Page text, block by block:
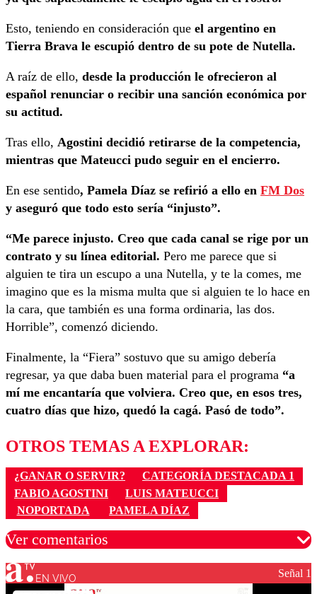
Esto, teniendo en consideración que el argentino en
Tierra Brava le escupió dentro de su pote de Nutella.
A raíz de ello, desde la producción le ofrecieron al
español renunciar o recibir una sanción económica por
su actitud.
Tras ello, Agostini decidió retirarse de la competencia,
mientras que Mateucci pudo seguir en el encierro.
En ese sentido, Pamela Díaz se refirió a ello en FM Dos
y aseguró que todo esto sería “injusto”.
“Me parece injusto. Creo que cada canal se rige por un
contrato y su línea editorial. Pero me parece que si
alguien te tira un escupo a una Nutella, y te la comes, me
imagino que es la misma multa que si alguien te lo hace en
la cara, que también es una forma ordinaria, las dos.
Horrible”, comenzó diciendo.
Finalmente, la “Fiera” sostuvo que su amigo debería
regresar, ya que daba buen material para el programa “a
mí me encantaría que volviera. Creo que, en esos tres,
cuatro días que hizo, quedó la cagá. Pasó de todo”.
OTROS TEMAS A EXPLORAR:
¿GANAR O SERVIR?
CATEGORÍA DESTACADA 1
FABIO AGOSTINI
LUIS MATEUCCI
NOPORTADA
PAMELA DÍAZ
Ver comentarios
Los comentarios son moderados para garantizar un
EN VIVO Señal 1